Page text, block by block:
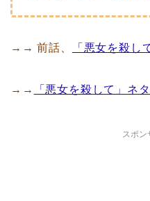
→→ 前話、 「悪女を殺し
→→ 「悪女を殺して」ネ
スポン